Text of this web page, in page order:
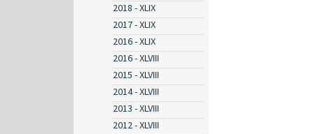
2018 - XLIX
2017 - XLIX
2016 - XLIX
2016 - XLVIII
2015 - XLVIII
2014 - XLVIII
2013 - XLVIII
2012 - XLVIII